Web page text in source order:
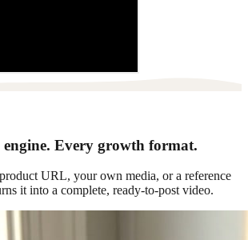
Every growth format.
URL, your own media, or a reference
it into a complete, ready-to-post video.